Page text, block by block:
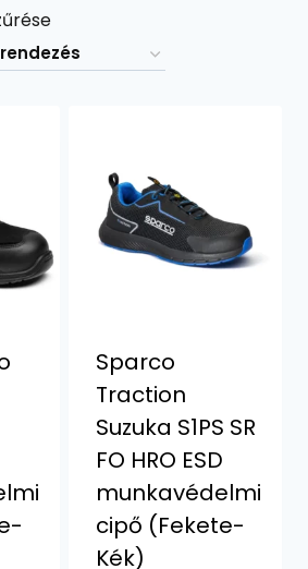
Sparco
Traction
Suzuka S1PS SR
FO HRO ESD
munkavédelmi
cipő (Fekete-
Kék)